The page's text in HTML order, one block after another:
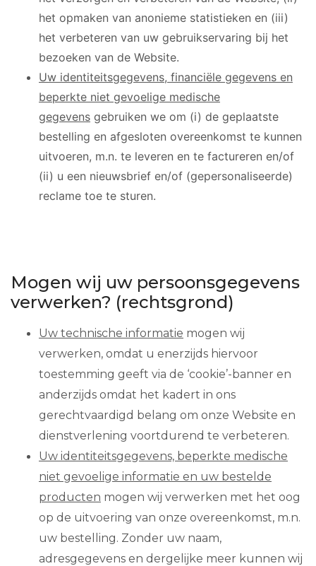
het opmaken van anonieme statistieken en (iii)
het verbeteren van uw gebruikservaring bij het
bezoeken van de Website.
Uw identiteitsgegevens, financiële gegevens en
beperkte niet gevoelige medische
gegevens gebruiken we om (i) de geplaatste
bestelling en afgesloten overeenkomst te kunnen
uitvoeren, m.n. te leveren en te factureren en/of
(ii) u een nieuwsbrief en/of (gepersonaliseerde)
reclame toe te sturen.
Mogen wij uw persoonsgegevens
verwerken? (rechtsgrond)
Uw technische informatie mogen wij
verwerken, omdat u enerzijds hiervoor
toestemming geeft via de ‘cookie’-banner en
anderzijds omdat het kadert in ons
gerechtvaardigd belang om onze Website en
dienstverlening voortdurend te verbeteren.
Uw identiteitsgegevens, beperkte medische
niet gevoelige informatie en uw bestelde
producten mogen wij verwerken met het oog
op de uitvoering van onze overeenkomst, m.n.
uw bestelling. Zonder uw naam,
adresgegevens en dergelijke meer kunnen wij